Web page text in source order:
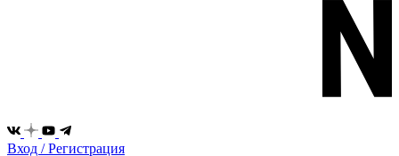
Вход / Регистрация